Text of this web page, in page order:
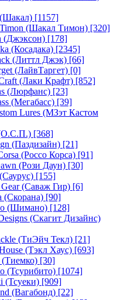
[1157]
(Шакал Тимон) [320]
(Джэксон) [178]
(Косадака) [2345]
(Литтл Джэк) [66]
(ЛайвТаргет) [0]
(Лаки Крафт) [852]
(Люрфанс) [23]
(Мегабасс) [39]
Lures (МЗэт Кастом
[368]
(Паздизайн) [21]
(Россо Корса) [91]
(Рози Даун) [30]
[155]
(Саваж Гир) [6]
(Скорана) [90]
(Шимано) [128]
(Скагит Дизайнс)
(ТиЭйч Текл) [21]
(Тэкл Хаус) [693]
[30]
(Тсурибито) [1074]
(Тсуеки) [909]
(Вагабонд) [22]